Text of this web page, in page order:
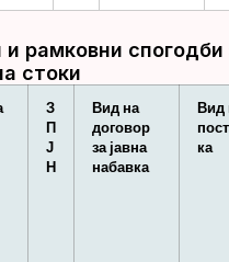
рамковни спогодби
стоки
З
П
Ј
Н
Вид на
договор
за јавна
набавка
Вид
ка